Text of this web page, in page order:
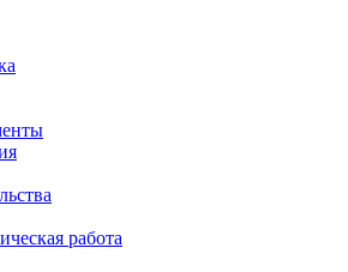
работа